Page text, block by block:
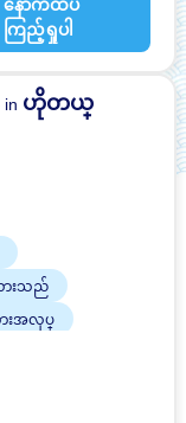
ကြည့်ရှုပါ
in ဟိုတယ္
ားသည်
းအလုပ္